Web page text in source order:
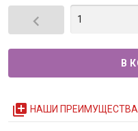

queue НАШИ ПРЕИМУЩЕСТВА